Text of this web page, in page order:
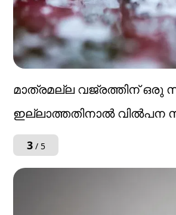
മാത്രമല്ല വജ്രത്തിന് ഒരു
ഇല്ലാത്തതിനാല്‍ വില്‍പന
3/ 5